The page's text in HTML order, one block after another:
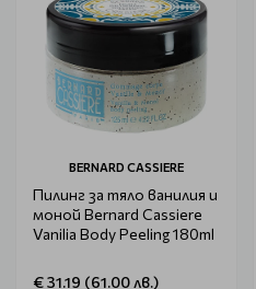
BERNARD CASSIERE
Пилинг за тяло ванилия и
моной Bernard Cassiere
Vanilia Body Peeling 180ml
€ 31.19 (61.00 лв.)